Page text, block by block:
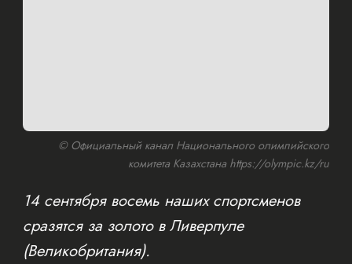
© Официальный канал Национального олимпийского
комитета Казахстана https://olympic.kz/ru
14 сентября восемь наших спортсменов
сразятся за золото в Ливерпуле
(Великобритания).